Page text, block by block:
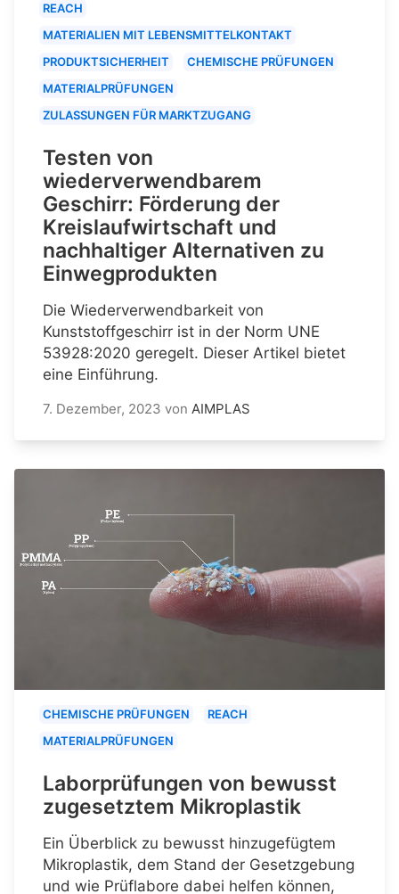
REACH
MATERIALIEN MIT LEBENSMITTELKONTAKT
PRODUKTSICHERHEIT
CHEMISCHE PRÜFUNGEN
MATERIALPRÜFUNGEN
ZULASSUNGEN FÜR MARKTZUGANG
Testen von
wiederverwendbarem
Geschirr: Förderung der
Kreislaufwirtschaft und
nachhaltiger Alternativen zu
Einwegprodukten
Die Wiederverwendbarkeit von
Kunststoffgeschirr ist in der Norm UNE
53928:2020 geregelt. Dieser Artikel bietet
eine Einführung.
7. Dezember, 2023 von AIMPLAS
CHEMISCHE PRÜFUNGEN
REACH
MATERIALPRÜFUNGEN
Laborprüfungen von bewusst
zugesetztem Mikroplastik
Ein Überblick zu bewusst hinzugefügtem
Mikroplastik, dem Stand der Gesetzgebung
und wie Prüflabore dabei helfen können,